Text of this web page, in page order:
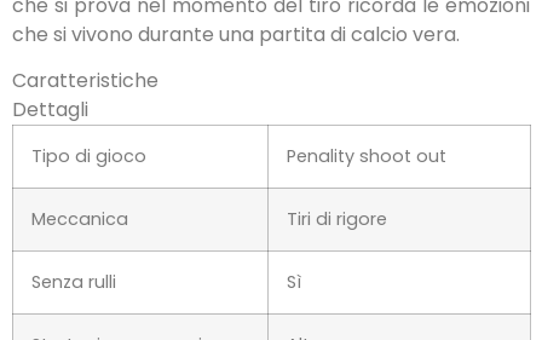
che si vivono durante una partita di calcio vera.
Caratteristiche
Dettagli
Tipo di gioco Penality shoot out
Meccanica Tiri di rigore
Senza rulli Sì